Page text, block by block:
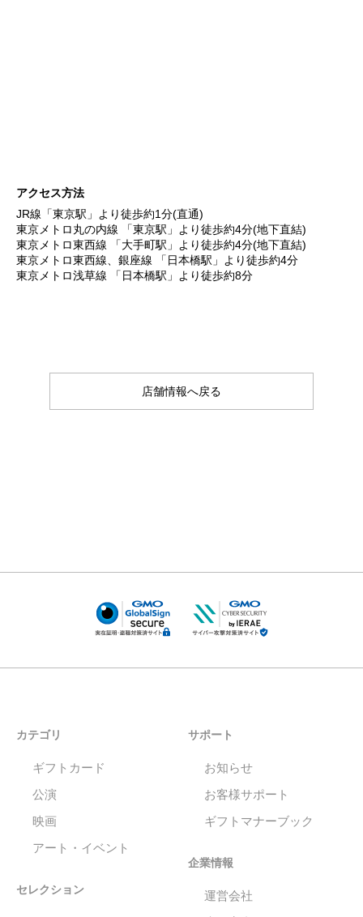
アクセス方法
JR線「東京駅」より徒歩約1分(直通)
東京メトロ丸の内線 「東京駅」より徒歩約4分(地下直結)
東京メトロ東西線 「大手町駅」より徒歩約4分(地下直結)
東京メトロ東西線、銀座線 「日本橋駅」より徒歩約4分
東京メトロ浅草線 「日本橋駅」より徒歩約8分
店舗情報へ戻る
カテゴリ
ギフトカード
公演
映画
アート・イベント
セレクション
サポート
お知らせ
お客様サポート
ギフトマナーブック
企業情報
運営会社